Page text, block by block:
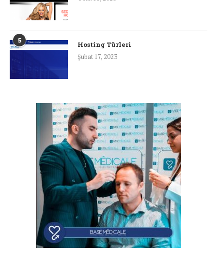
5
Hosting Türleri
Şubat 17, 2023